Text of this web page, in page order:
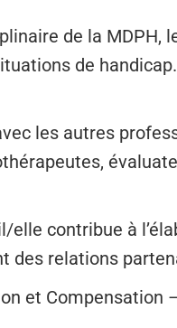
de la
de handicap.
les autres
elle contribue à
des relations
et Compensation